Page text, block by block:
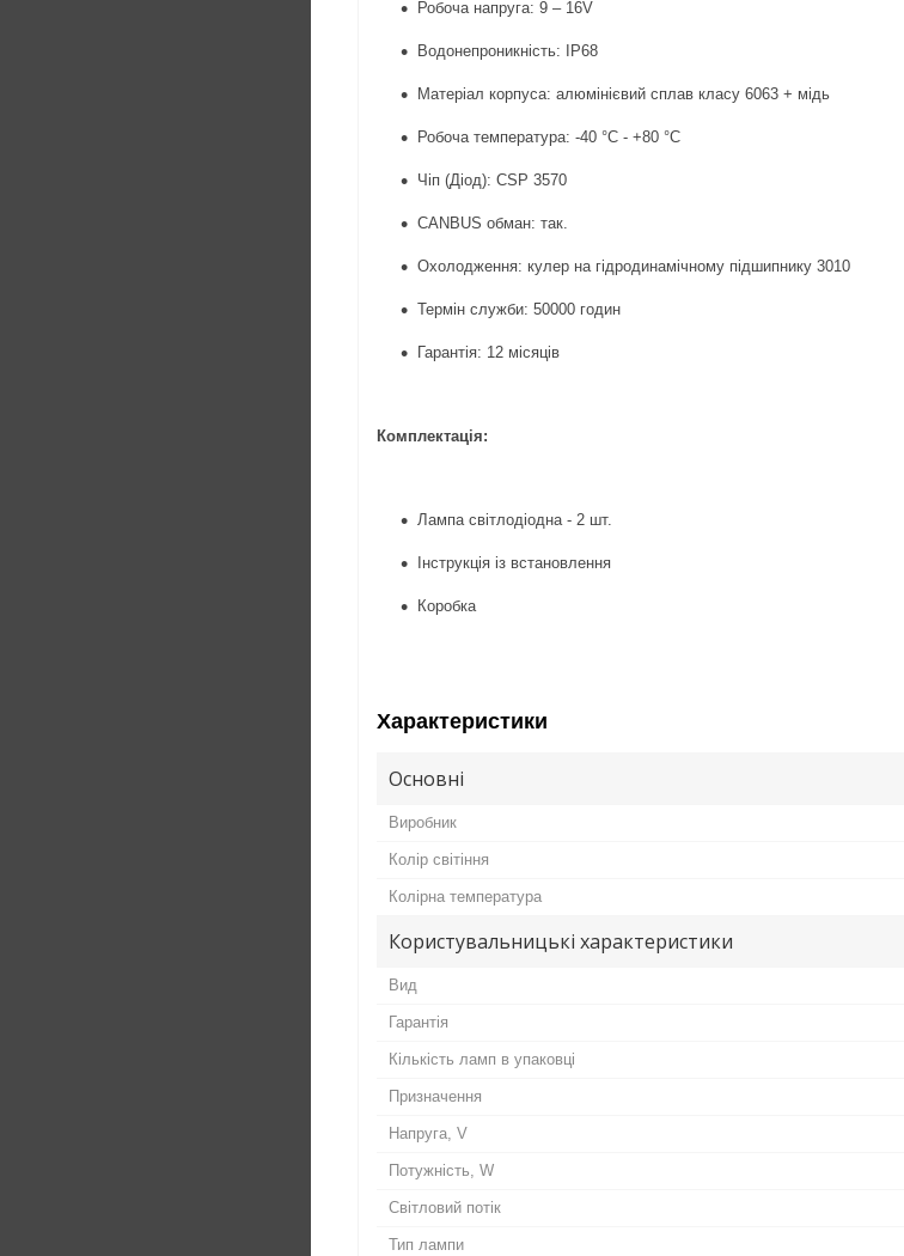
Робоча напруга: 9 – 16V
Водонепроникність: IP68
Матеріал корпуса: алюмінієвий сплав класу 6063 + мідь
Робоча температура: -40 °C - +80 °C
Чіп (Діод): CSP 3570
CANBUS обман: так.
Охолодження: кулер на гідродинамічному підшипнику 3010
Термін служби: 50000 годин
Гарантія: 12 місяців
Комплектація:
Лампа світлодіодна - 2 шт.
Інструкція із встановлення
Коробка
Характеристики
Основні
Виробник
Колір світіння
Колірна температура
Користувальницькі характеристики
Вид
Гарантія
Кількість ламп в упаковці
Призначення
Напруга, V
Потужність, W
Світловий потік
Тип лампи